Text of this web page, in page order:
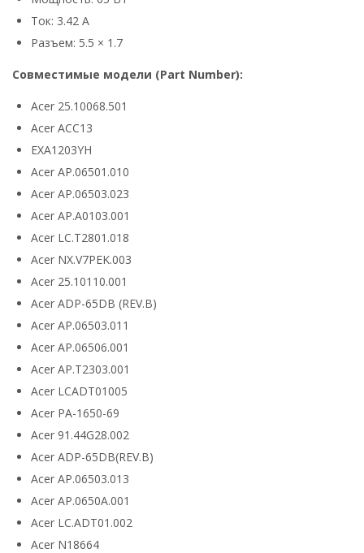
Ток: 3.42 А
Разъем: 5.5 × 1.7
Совместимые модели (Part Number):
Acer 25.10068.501
Acer ACC13
EXA1203YH
Acer AP.06501.010
Acer AP.06503.023
Acer AP.A0103.001
Acer LC.T2801.018
Acer NX.V7PEK.003
Acer 25.10110.001
Acer ADP-65DB (REV.B)
Acer AP.06503.011
Acer AP.06506.001
Acer AP.T2303.001
Acer LCADT01005
Acer PA-1650-69
Acer 91.44G28.002
Acer ADP-65DB(REV.B)
Acer AP.06503.013
Acer AP.0650A.001
Acer LC.ADT01.002
Acer N18664